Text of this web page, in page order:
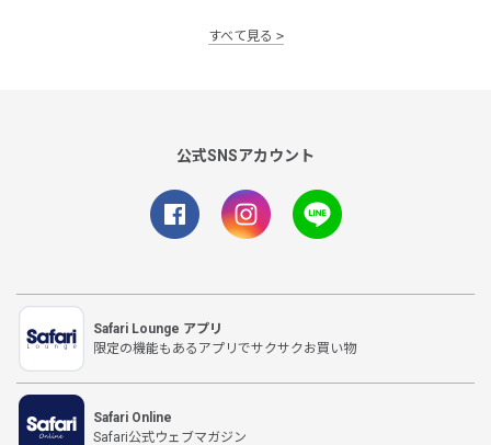
すべて見る
公式SNSアカウント
Safari Lounge アプリ
限定の機能もあるアプリでサクサクお買い物
Safari Online
Safari公式ウェブマガジン